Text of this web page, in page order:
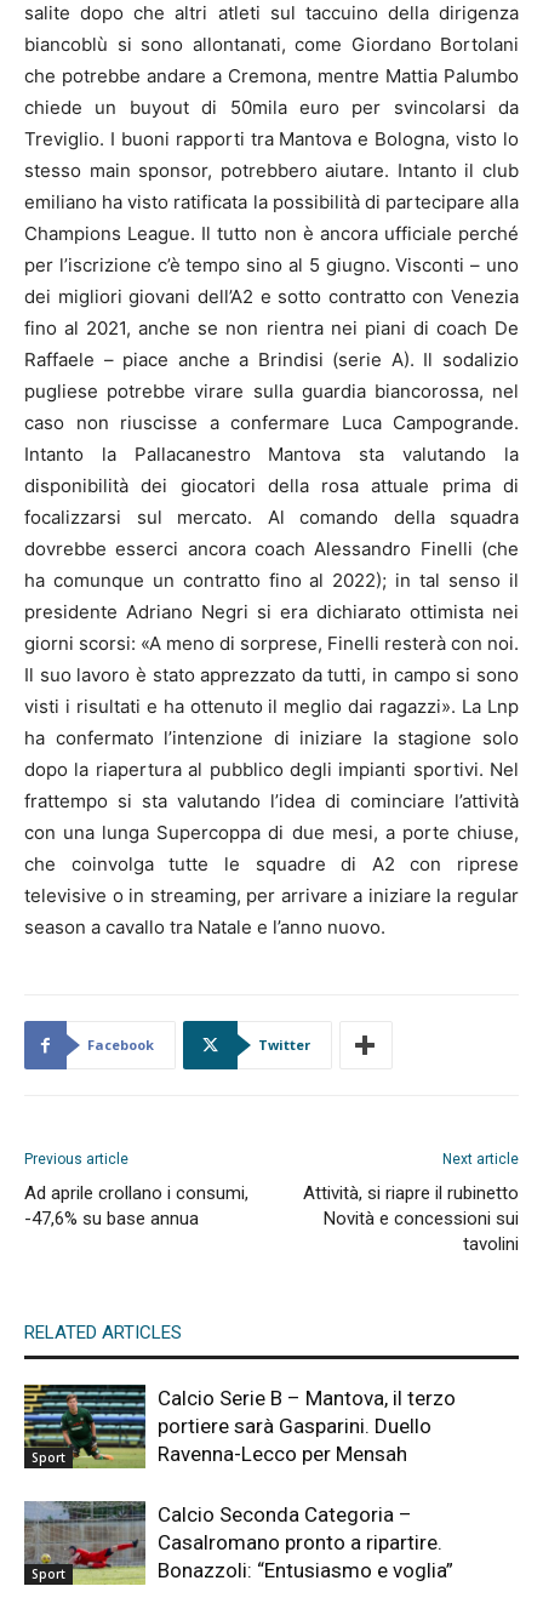
salite dopo che altri atleti sul taccuino della dirigenza
biancoblù si sono allontanati, come Giordano Bortolani
che potrebbe andare a Cremona, mentre Mattia Palumbo
chiede un buyout di 50mila euro per svincolarsi da
Treviglio. I buoni rapporti tra Mantova e Bologna, visto lo
stesso main sponsor, potrebbero aiutare. Intanto il club
emiliano ha visto ratificata la possibilità di partecipare alla
Champions League. Il tutto non è ancora ufficiale perché
per l’iscrizione c’è tempo sino al 5 giugno. Visconti – uno
dei migliori giovani dell’A2 e sotto contratto con Venezia
fino al 2021, anche se non rientra nei piani di coach De
Raffaele – piace anche a Brindisi (serie A). Il sodalizio
pugliese potrebbe virare sulla guardia biancorossa, nel
caso non riuscisse a confermare Luca Campogrande.
Intanto la Pallacanestro Mantova sta valutando la
disponibilità dei giocatori della rosa attuale prima di
focalizzarsi sul mercato. Al comando della squadra
dovrebbe esserci ancora coach Alessandro Finelli (che
ha comunque un contratto fino al 2022); in tal senso il
presidente Adriano Negri si era dichiarato ottimista nei
giorni scorsi: «A meno di sorprese, Finelli resterà con noi.
Il suo lavoro è stato apprezzato da tutti, in campo si sono
visti i risultati e ha ottenuto il meglio dai ragazzi». La Lnp
ha confermato l’intenzione di iniziare la stagione solo
dopo la riapertura al pubblico degli impianti sportivi. Nel
frattempo si sta valutando l’idea di cominciare l’attività
con una lunga Supercoppa di due mesi, a porte chiuse,
che coinvolga tutte le squadre di A2 con riprese
televisive o in streaming, per arrivare a iniziare la regular
season a cavallo tra Natale e l’anno nuovo.
Facebook Twitter
Previous article
Ad aprile crollano i consumi,
-47,6% su base annua
Next article
Attività, si riapre il rubinetto
Novità e concessioni sui
tavolini
RELATED ARTICLES
Sport
Calcio Serie B – Mantova, il terzo
portiere sarà Gasparini. Duello
Ravenna-Lecco per Mensah
Sport
Calcio Seconda Categoria –
Casalromano pronto a ripartire.
Bonazzoli: “Entusiasmo e voglia”